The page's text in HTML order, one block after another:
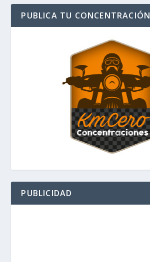
PUBLICA TU CONCENTRACIÓN
PUBLICIDAD